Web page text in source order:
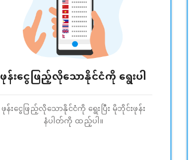
ဖုန်းငွေဖြည့်လိုသောနိုင်ငံကို ရွေးပါ
ဖုန်းငွေဖြည့်လိုသောနိုင်ငံကို ရွေးပြီး မိုဘိုင်းဖုန်း
နံပါတ်ကို ထည့်ပါ။